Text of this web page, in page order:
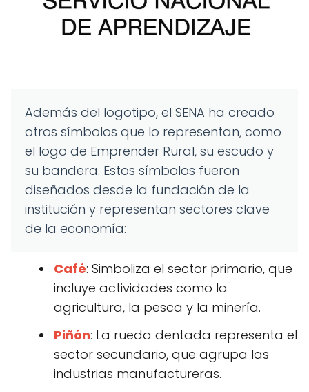
Además del logotipo, el SENA ha creado
otros símbolos que lo representan, como
el logo de Emprender Rural, su escudo y
su bandera. Estos símbolos fueron
diseñados desde la fundación de la
institución y representan sectores clave
de la economía:
Café: Simboliza el sector primario, que
incluye actividades como la
agricultura, la pesca y la minería.
Piñón: La rueda dentada representa el
sector secundario, que agrupa las
industrias manufactureras.